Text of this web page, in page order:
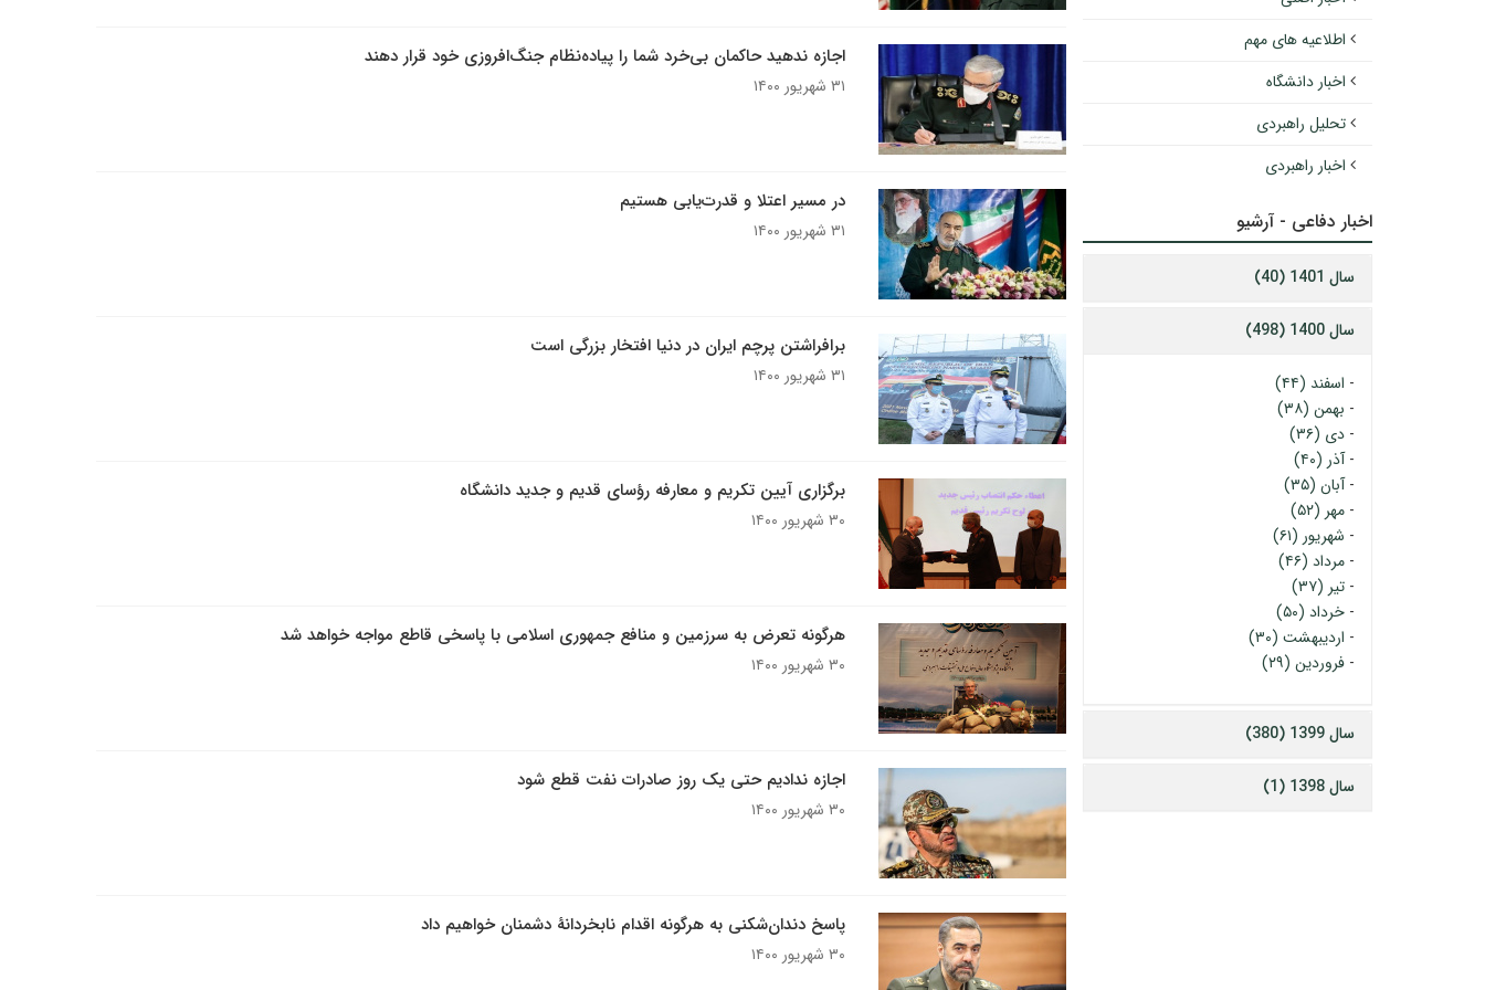
اجازه ندهید حاکمان بی‌خرد شما را پیاده‌نظام جنگ‌افروزی خود قرار دهند
۳۱ شهریور ۱۴۰۰
در مسیر اعتلا و قدرت‌یابی هستیم
۳۱ شهریور ۱۴۰۰
برافراشتن پرچم ایران در دنیا افتخار بزرگی است
۳۱ شهریور ۱۴۰۰
برگزاری آیین تکریم و معارفه رؤسای قدیم و جدید دانشگاه
۳۰ شهریور ۱۴۰۰
هرگونه تعرض به سرزمین و منافع جمهوری اسلامی با پاسخی قاطع مواجه خواهد شد
۳۰ شهریور ۱۴۰۰
اجازه ندادیم حتی یک روز صادرات نفت قطع شود
۳۰ شهریور ۱۴۰۰
پاسخ دندان‌شکنی به هرگونه اقدام نابخردانۀ دشمنان خواهیم داد
۳۰ شهریور ۱۴۰۰
اطلاعیه های مهم
اخبار دانشگاه
تحلیل راهبردی
اخبار راهبردی
اخبار دفاعی - آرشیو
سال 1401 (40)
سال 1400 (498)
- اسفند (۴۴)
- بهمن (۳۸)
- دی (۳۶)
-آذر (۴۰)
-آبان (۳۵)
- مهر (۵۲)
- شهریور (۶۱)
- مرداد (۴۶)
- تیر (۳۷)
- خرداد (۵۰)
- اردیبهشت (۳۰)
- فروردین (۲۹)
سال 1399 (380)
سال 1398 (1)